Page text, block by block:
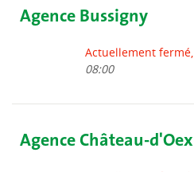
Agence Bussigny
Actuellement fermé,
08:00
Agence Château-d'Oex